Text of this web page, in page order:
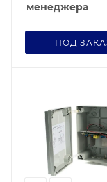
менеджера
ПОД